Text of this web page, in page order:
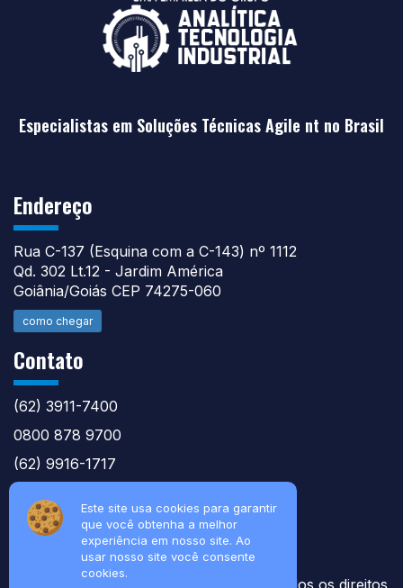
Este site usa cookies para garantir
que você obtenha a melhor
experiência em nosso site. Ao
usar nosso site você consente
cookies.
Especialistas em Soluções Técnicas Agile nt no Brasil
Endereço
Rua C-137 (Esquina com a C-143) nº 1112
Qd. 302 Lt.12 - Jardim América
Goiânia/Goiás CEP 74275-060
como chegar
Contato
(62) 3911-7400
0800 878 9700
(62) 9916-1717